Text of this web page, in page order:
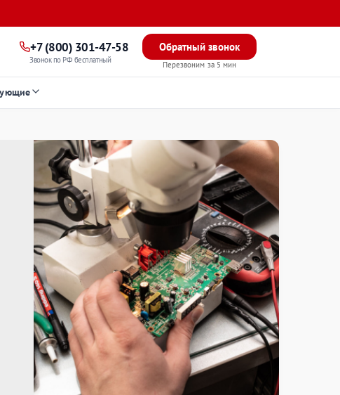
+7 (800) 301-47-58
Звонок по РФ бесплатный
Обратный звонок
Перезвоним за 5 мин